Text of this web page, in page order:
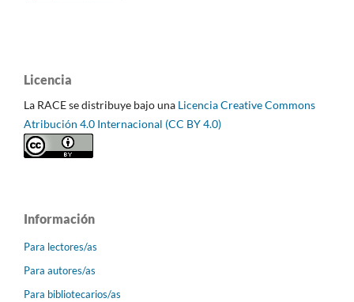
Licencia
La RACE se distribuye bajo una Licencia Creative Commons
Atribución 4.0 Internacional (CC BY 4.0)
Información
Para lectores/as
Para autores/as
Para bibliotecarios/as